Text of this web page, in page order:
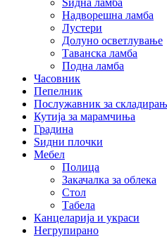
Надворешна ламба
Лустери
Долуно осветлување
Таванска ламба
Подна ламба
Часовник
Пепелник
Послужавник за
Кутија за марамчиња
Градина
Ѕидни плочки
Мебел
Полица
Закачалка за облека
Стол
Табела
Канцеларија и украси
Негрупирано